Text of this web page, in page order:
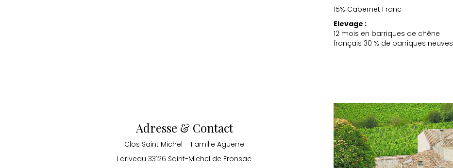
15% Cabernet Franc
Elevage :
12 mois en barriques de chêne
français 30 % de barriques neuves
Adresse & Contact
Clos Saint Michel – Famille Aguerre
Lariveau 33126 Saint-Michel de Fronsac